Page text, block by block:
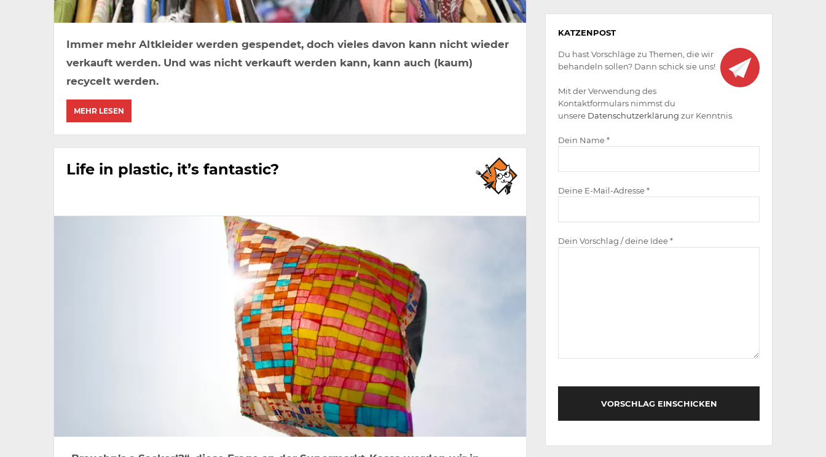
Immer mehr Altkleider werden gespendet, doch vieles davon kann nicht wieder
verkauft werden. Und was nicht verkauft werden kann, kann auch (kaum)
recycelt werden.
MEHR LESEN
Life in plastic, it’s fantastic?
werden
KATZENPOST
Du hast Vorschläge zu Themen, die wir
behandeln sollen? Dann schick sie uns!
Mit der Verwendung des
Kontaktformulars nimmst du
unsere Datenschutzerklärung zur Kenntnis.
Dein Name *
Deine E-Mail-Adresse *
Dein Vorschlag / deine Idee *